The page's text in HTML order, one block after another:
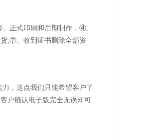
正式印刷和后期制作，④、
,⑦、收到证书删除全部资
，这点我们只能希望客户了
户确认电子版完全无误即可